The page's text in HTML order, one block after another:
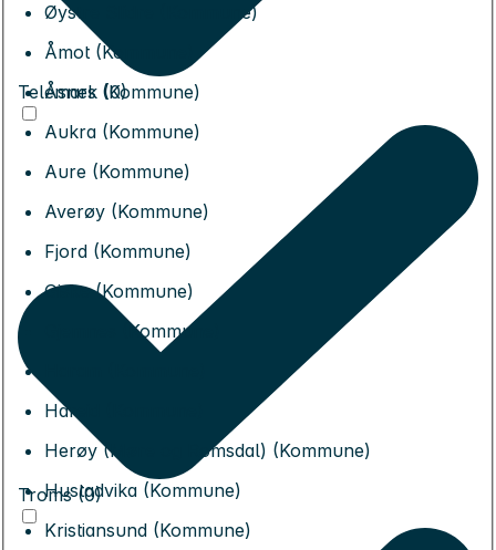
Øystre Slidre (Kommune)
Åmot (Kommune)
Åsnes (Kommune)
Aukra (Kommune)
Aure (Kommune)
Averøy (Kommune)
Fjord (Kommune)
Giske (Kommune)
Gjemnes (Kommune)
Hareid (Kommune)
Herøy (Møre og Romsdal) (Kommune)
Hustadvika (Kommune)
Kristiansund (Kommune)
Telemark (0)
Troms (0)